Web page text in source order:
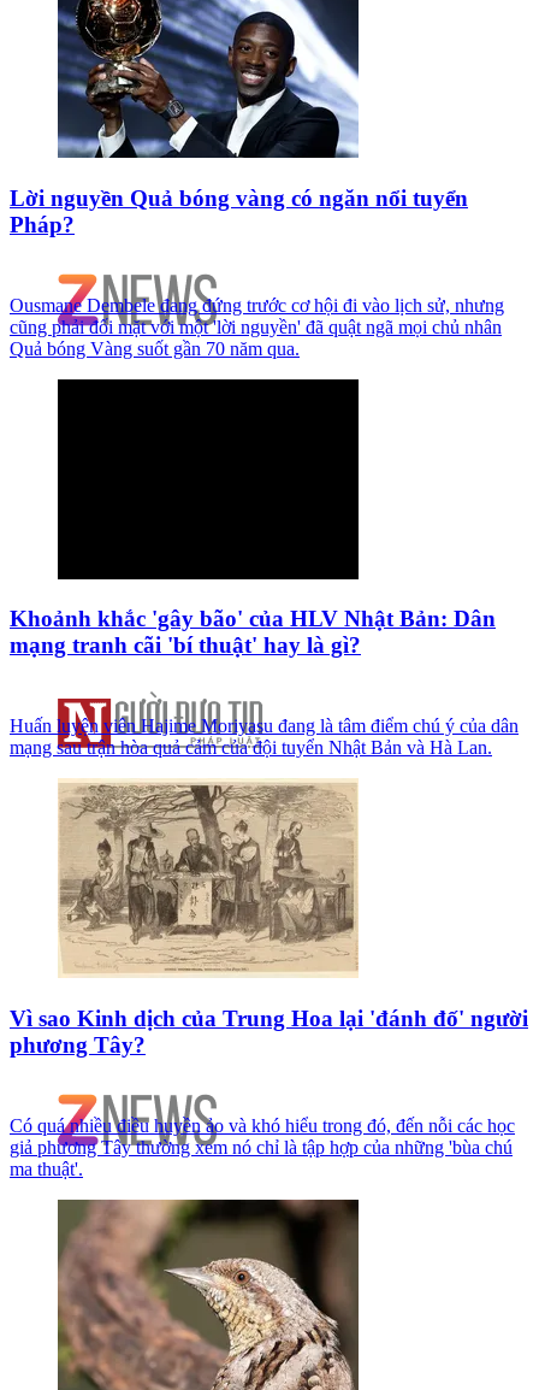
Lời nguyền Quả bóng vàng có ngăn nổi tuyển
Pháp?
Ousmane Dembele đang đứng trước cơ hội đi vào lịch sử, nhưng
cũng phải đối mặt với một 'lời nguyền' đã quật ngã mọi chủ nhân
Quả bóng Vàng suốt gần 70 năm qua.
Khoảnh khắc 'gây bão' của HLV Nhật Bản: Dân
mạng tranh cãi 'bí thuật' hay là gì?
Huấn luyện viên Hajime Moriyasu đang là tâm điểm chú ý của dân
mạng sau trận hòa quả cảm của đội tuyển Nhật Bản và Hà Lan.
Vì sao Kinh dịch của Trung Hoa lại 'đánh đố' người
phương Tây?
Có quá nhiều điều huyền ảo và khó hiểu trong đó, đến nỗi các học
giả phương Tây thường xem nó chỉ là tập hợp của những 'bùa chú
ma thuật'.